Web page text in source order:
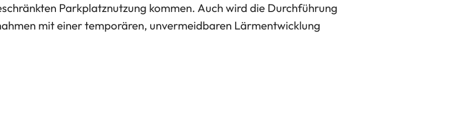
Parkplatznutzung kommen. Auch wird die Durchführung
mit einer temporären, unvermeidbaren Lärmentwicklung